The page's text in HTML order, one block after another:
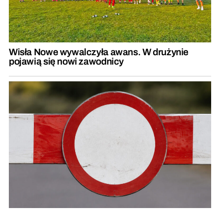
Wisła Nowe wywalczyła awans. W drużynie
pojawią się nowi zawodnicy